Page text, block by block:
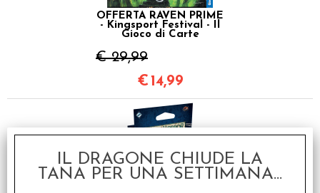
OFFERTA RAVEN PRIME
- Kingsport Festival - Il
Gioco di Carte
€ 29,99
€ 14,99
IL DRAGONE CHIUDE LA
TANA PER UNA SETTIMANA...